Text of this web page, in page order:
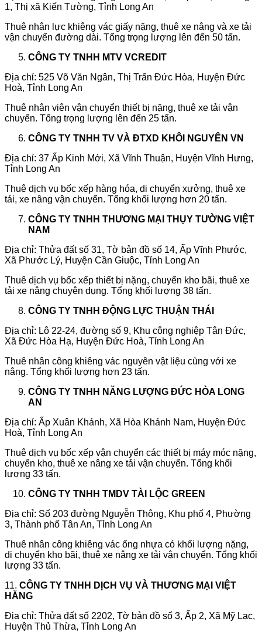
1, Thị xã Kiến Tường, Tỉnh Long An
Thuê nhân lực khiêng vác giấy nặng, thuê xe nâng và xe tải
vận chuyển đường dài. Tổng trọng lượng lên đến 50 tấn.
CÔNG TY TNHH MTV VCREDIT
Địa chỉ: 525 Võ Văn Ngân, Thị Trấn Đức Hòa, Huyện Đức
Hoà, Tỉnh Long An
Thuê nhân viên vận chuyển thiết bị nặng, thuê xe tải vận
chuyển. Tổng trọng lượng lên đến 25 tấn.
CÔNG TY TNHH TV VÀ ĐTXD KHÔI NGUYÊN VN
Địa chỉ: 37 Ấp Kinh Mới, Xã Vĩnh Thuận, Huyện Vĩnh Hưng,
Tỉnh Long An
Thuê dịch vụ bốc xếp hàng hóa, di chuyển xưởng, thuê xe
tải, xe nâng vận chuyển. Tổng khối lượng hơn 20 tấn.
CÔNG TY TNHH THƯƠNG MẠI THỤY TƯỜNG VIỆT
NAM
Địa chỉ: Thửa đất số 31, Tờ bản đồ số 14, Ấp Vĩnh Phước,
Xã Phước Lý, Huyện Cần Giuộc, Tỉnh Long An
Thuê dịch vụ bốc xếp thiết bị nặng, chuyển kho bãi, thuê xe
tải xe nâng chuyên dụng. Tổng khối lượng 38 tấn.
CÔNG TY TNHH ĐỘNG LỰC THUẬN THÁI
Địa chỉ: Lô 22-24, đường số 9, Khu công nghiệp Tân Đức,
Xã Đức Hòa Hạ, Huyện Đức Hoà, Tỉnh Long An
Thuê nhân công khiêng vác nguyên vật liệu cùng với xe
nâng. Tổng khối lượng hơn 23 tấn.
CÔNG TY TNHH NĂNG LƯỢNG ĐỨC HÒA LONG
AN
Địa chỉ: Ấp Xuân Khánh, Xã Hòa Khánh Nam, Huyện Đức
Hoà, Tỉnh Long An
Thuê dịch vụ bốc xếp vận chuyển các thiết bị máy móc nặng,
chuyển kho, thuê xe nâng xe tải vận chuyển. Tổng khối
lượng 33 tấn.
CÔNG TY TNHH TMDV TÀI LỘC GREEN
Địa chỉ: Số 203 đường Nguyễn Thông, Khu phố 4, Phường
3, Thành phố Tân An, Tỉnh Long An
Thuê nhân công khiêng vác ống nhựa có khối lượng nặng,
di chuyển kho bãi, thuê xe nâng xe tải vận chuyển. Tổng khối
lượng 33 tấn.
11. CÔNG TY TNHH DỊCH VỤ VÀ THƯƠNG MẠI VIỆT
HẰNG
Địa chỉ: Thửa đất số 2202, Tờ bản đồ số 3, Ấp 2, Xã Mỹ Lạc,
Huyện Thủ Thừa, Tỉnh Long An